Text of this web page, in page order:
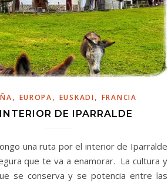
, EUROPA, EUSKADI, FRANCIA
DE IPARRALDE
una ruta por el interior de Iparralde
que te va a enamorar. La cultura y
se conserva y se potencia entre las